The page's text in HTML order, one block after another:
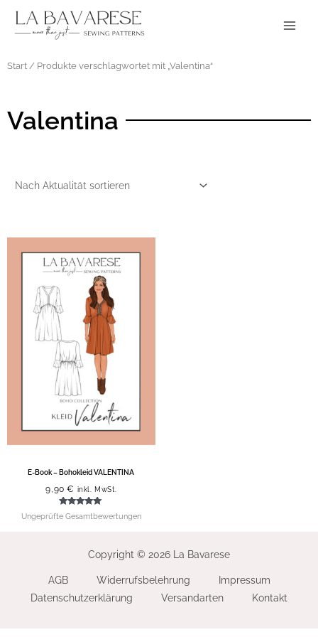
Inhalt
Start / Produkte verschlagwortet mit „Valentina“
Valentina
E-Book – Bohokleid VALENTINA
9,90€ inkl. MwSt.
Bewertet mit
5.00
Ungeprüfte Gesamtbewertungen
Copyright © 2026 La Bavarese
AGB Widerrufsbelehrung
Impressum
Datenschutzerklärung
Versandarten Kontakt